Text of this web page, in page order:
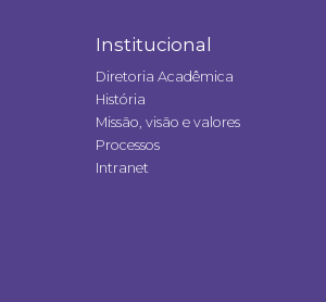
Institucional
Diretoria Acadêmica
História
Missão, visão e valores
Processos
Intranet